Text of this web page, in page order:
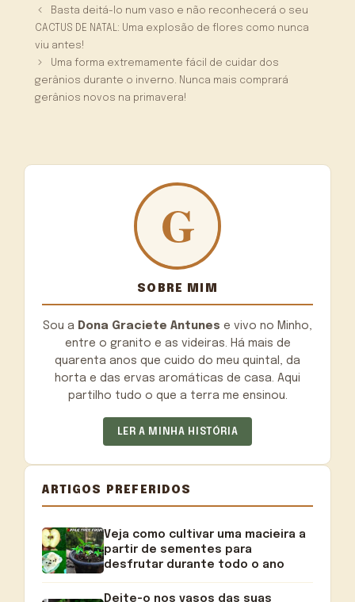
Basta deitá-lo num vaso e não reconhecerá o seu
CACTUS DE NATAL: Uma explosão de flores como nunca
viu antes!
Uma forma extremamente fácil de cuidar dos
gerânios durante o inverno. Nunca mais comprará
gerânios novos na primavera!
SOBRE MIM
Sou a Dona Graciete Antunes e vivo no Minho,
entre o granito e as videiras. Há mais de
quarenta anos que cuido do meu quintal, da
horta e das ervas aromáticas de casa. Aqui
partilho tudo o que a terra me ensinou.
LER A MINHA HISTÓRIA
ARTIGOS PREFERIDOS
Veja como cultivar uma macieira a
partir de sementes para
desfrutar durante todo o ano
Deite-o nos vasos das suas